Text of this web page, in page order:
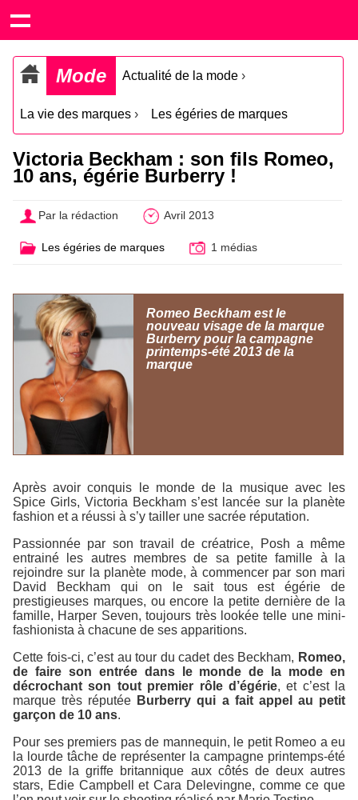
Mode Actualité de la mode ›
La vie des marques › Les égéries de marques
Victoria Beckham : son fils Romeo,
10 ans, égérie Burberry !
Par la rédaction Avril 2013
Les égéries de marques 1 médias
Romeo Beckham est le
nouveau visage de la marque
Burberry pour la campagne
printemps-été 2013 de la
marque
Après avoir conquis le monde de la musique avec les
Spice Girls, Victoria Beckham s’est lancée sur la planète
fashion et a réussi à s’y tailler une sacrée réputation.
Passionnée par son travail de créatrice, Posh a même
entrainé les autres membres de sa petite famille à la
rejoindre sur la planète mode, à commencer par son mari
David Beckham qui on le sait tous est égérie de
prestigieuses marques, ou encore la petite dernière de la
famille, Harper Seven, toujours très lookée telle une mini-
fashionista à chacune de ses apparitions.
Cette fois-ci, c’est au tour du cadet des Beckham, Romeo,
de faire son entrée dans le monde de la mode en
décrochant son tout premier rôle d’égérie, et c’est la
marque très réputée Burberry qui a fait appel au petit
garçon de 10 ans.
Pour ses premiers pas de mannequin, le petit Romeo a eu
la lourde tâche de représenter la campagne printemps-été
2013 de la griffe britannique aux côtés de deux autres
stars, Edie Campbell et Cara Delevingne, comme ce que